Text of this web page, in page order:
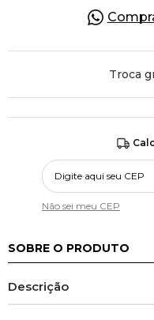
Troca
Não sei meu CEP
SOBRE O PRODUTO
Descrição
OFERTAS